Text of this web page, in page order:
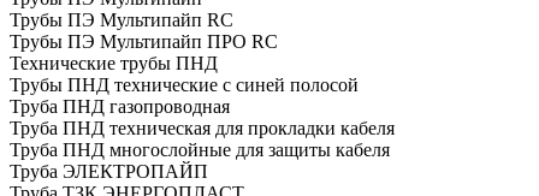
Трубы ПЭ Мультипайп RC
Трубы ПЭ Мультипайп ПРО RC
Технические трубы ПНД
Трубы ПНД технические с синей полосой
Труба ПНД газопроводная
Труба ПНД техническая для прокладки кабеля
Труба ПНД многослойные для защиты кабеля
Труба ЭЛЕКТРОПАЙП